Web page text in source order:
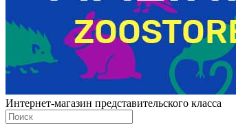
Интернет-магазин представительского класса